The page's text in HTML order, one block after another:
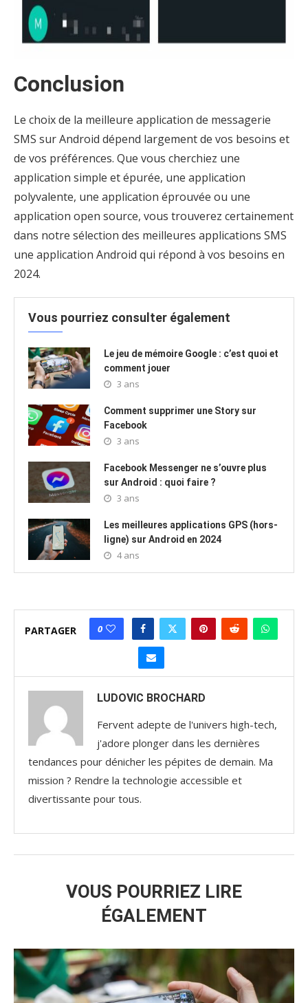
Conclusion
Le choix de la meilleure application de messagerie
SMS sur Android dépend largement de vos besoins et
de vos préférences. Que vous cherchiez une
application simple et épurée, une application
polyvalente, une application éprouvée ou une
application open source, vous trouverez certainement
dans notre sélection des meilleures applications SMS
une application Android qui répond à vos besoins en
2024.
Vous pourriez consulter également
Le jeu de mémoire Google : c’est quoi et
comment jouer
3 ans
Comment supprimer une Story sur
Facebook
3 ans
Facebook Messenger ne s’ouvre plus
sur Android : quoi faire ?
3 ans
Les meilleures applications GPS (hors-
ligne) sur Android en 2024
4 ans
PARTAGER 0
LUDOVIC BROCHARD
Fervent adepte de l'univers high-tech,
j'adore plonger dans les dernières
tendances pour dénicher les pépites de demain. Ma
mission ? Rendre la technologie accessible et
divertissante pour tous.
VOUS POURRIEZ LIRE
ÉGALEMENT